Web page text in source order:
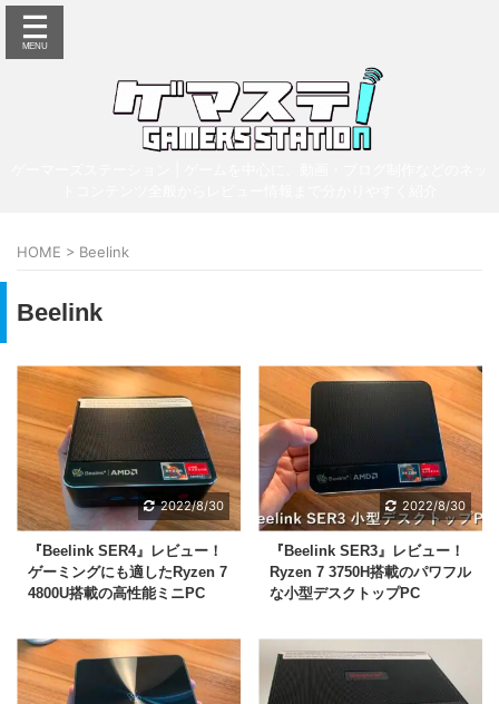
HOME > Beelink
Beelink
2022/8/30
『Beelink SER4』レビュー！
ゲーミングにも適したRyzen 7
4800U搭載の高性能ミニPC
2022/8/30
『Beelink SER3』レビュー！
Ryzen 7 3750H搭載のパワフル
な小型デスクトップPC